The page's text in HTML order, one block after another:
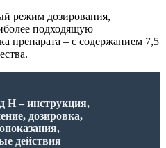
режим дозирования,
подходящую
препарата – с содержанием 7,5
Н – инструкция,
дозировка,
действия